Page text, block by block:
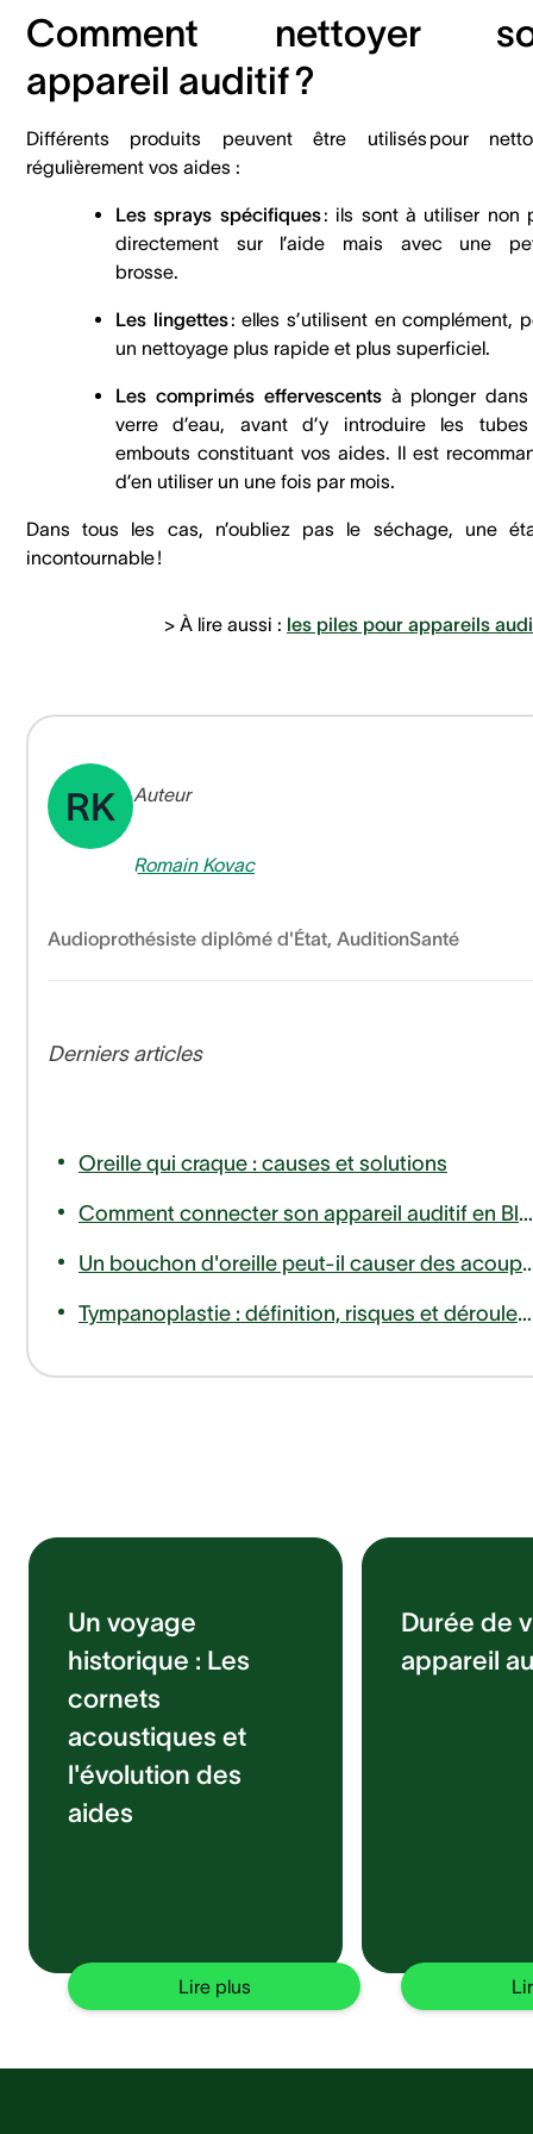
Comment nettoyer
appareil auditif ?
Différents produits peuvent être utilisés pour
régulièrement vos aides :
Les sprays spécifiques: ils sont à utiliser non
directement sur l’aide mais avec une
brosse.
Les lingettes: elles s’utilisent en complément,
un nettoyage plus rapide et plus superficiel.
Les comprimés effervescentsà plonger dans
verre d’eau, avant d’y introduire les
embouts constituant vos aides. Il est
d’en utiliser un une fois par mois.
Dans tous les cas, n’oubliez pas le séchage, une
incontournable !
> À lire aussi : les piles pour appareils
RK Auteur
Romain Kovac
Audioprothésiste diplômé d'État, AuditionSanté
Derniers articles
Oreille qui craque : causes et solutions
Comment connecter son appareil auditif en Bluetooth à son téléphone ou télévision ?
Un bouchon d'oreille
Tympanoplastie : définition, risques et déroulement
Un voyage
historique : Les
cornets
acoustiques et
l'évolution des
aides
Lire plus
Durée de
appareil